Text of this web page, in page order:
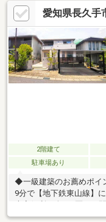
愛知県長久手
2階建て
駐車場あり
◆一級建築のお薦めポイ
9分で【地下鉄東山線】
古家がないため街並みが